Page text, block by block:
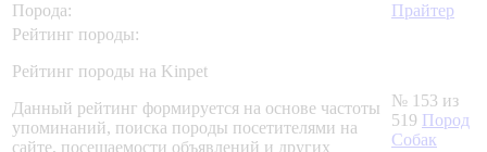
Порода:
Прайтер
Рейтинг породы:
Рейтинг породы на Kinpet
Данный рейтинг формируется на основе частоты
упоминаний, поиска породы посетителями на
сайте, посещаемости объявлений и других
№ 153 из
519 Пород
Собак